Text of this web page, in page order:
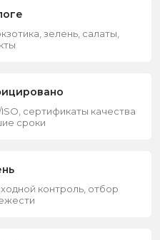
зелень, салаты,
сертификаты качества
сроки
контроль, отбор